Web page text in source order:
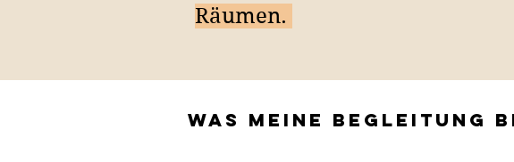
Räumen.
Was meine Begleitung